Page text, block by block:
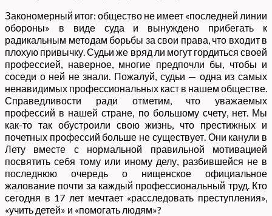
Закономерный итог: общество не имеет «последней линии
обороны» в виде суда и вынуждено прибегать к
радикальным методам борьбы за свои права, что входит в
плохую привычку. Судьи же вряд ли могут гордиться своей
профессией, наверное, многие предпочли бы, чтобы и
соседи о ней не знали. Пожалуй, судьи — одна из самых
ненавидимых профессиональных каст в нашем обществе.
Справедливости ради отметим, что уважаемых
профессий в нашей стране, по большому счету, нет. Мы
как-то так обустроили свою жизнь, что престижных и
почетных профессий больше не существует. Они канули в
Лету вместе с нормальной правильной мотивацией
посвятить себя тому или иному делу, разбившейся не в
последнюю очередь о нищенское официальное
жалование почти за каждый профессиональный труд. Кто
сегодня в 17 лет мечтает «расследовать преступления»,
«учить детей» и «помогать людям»?